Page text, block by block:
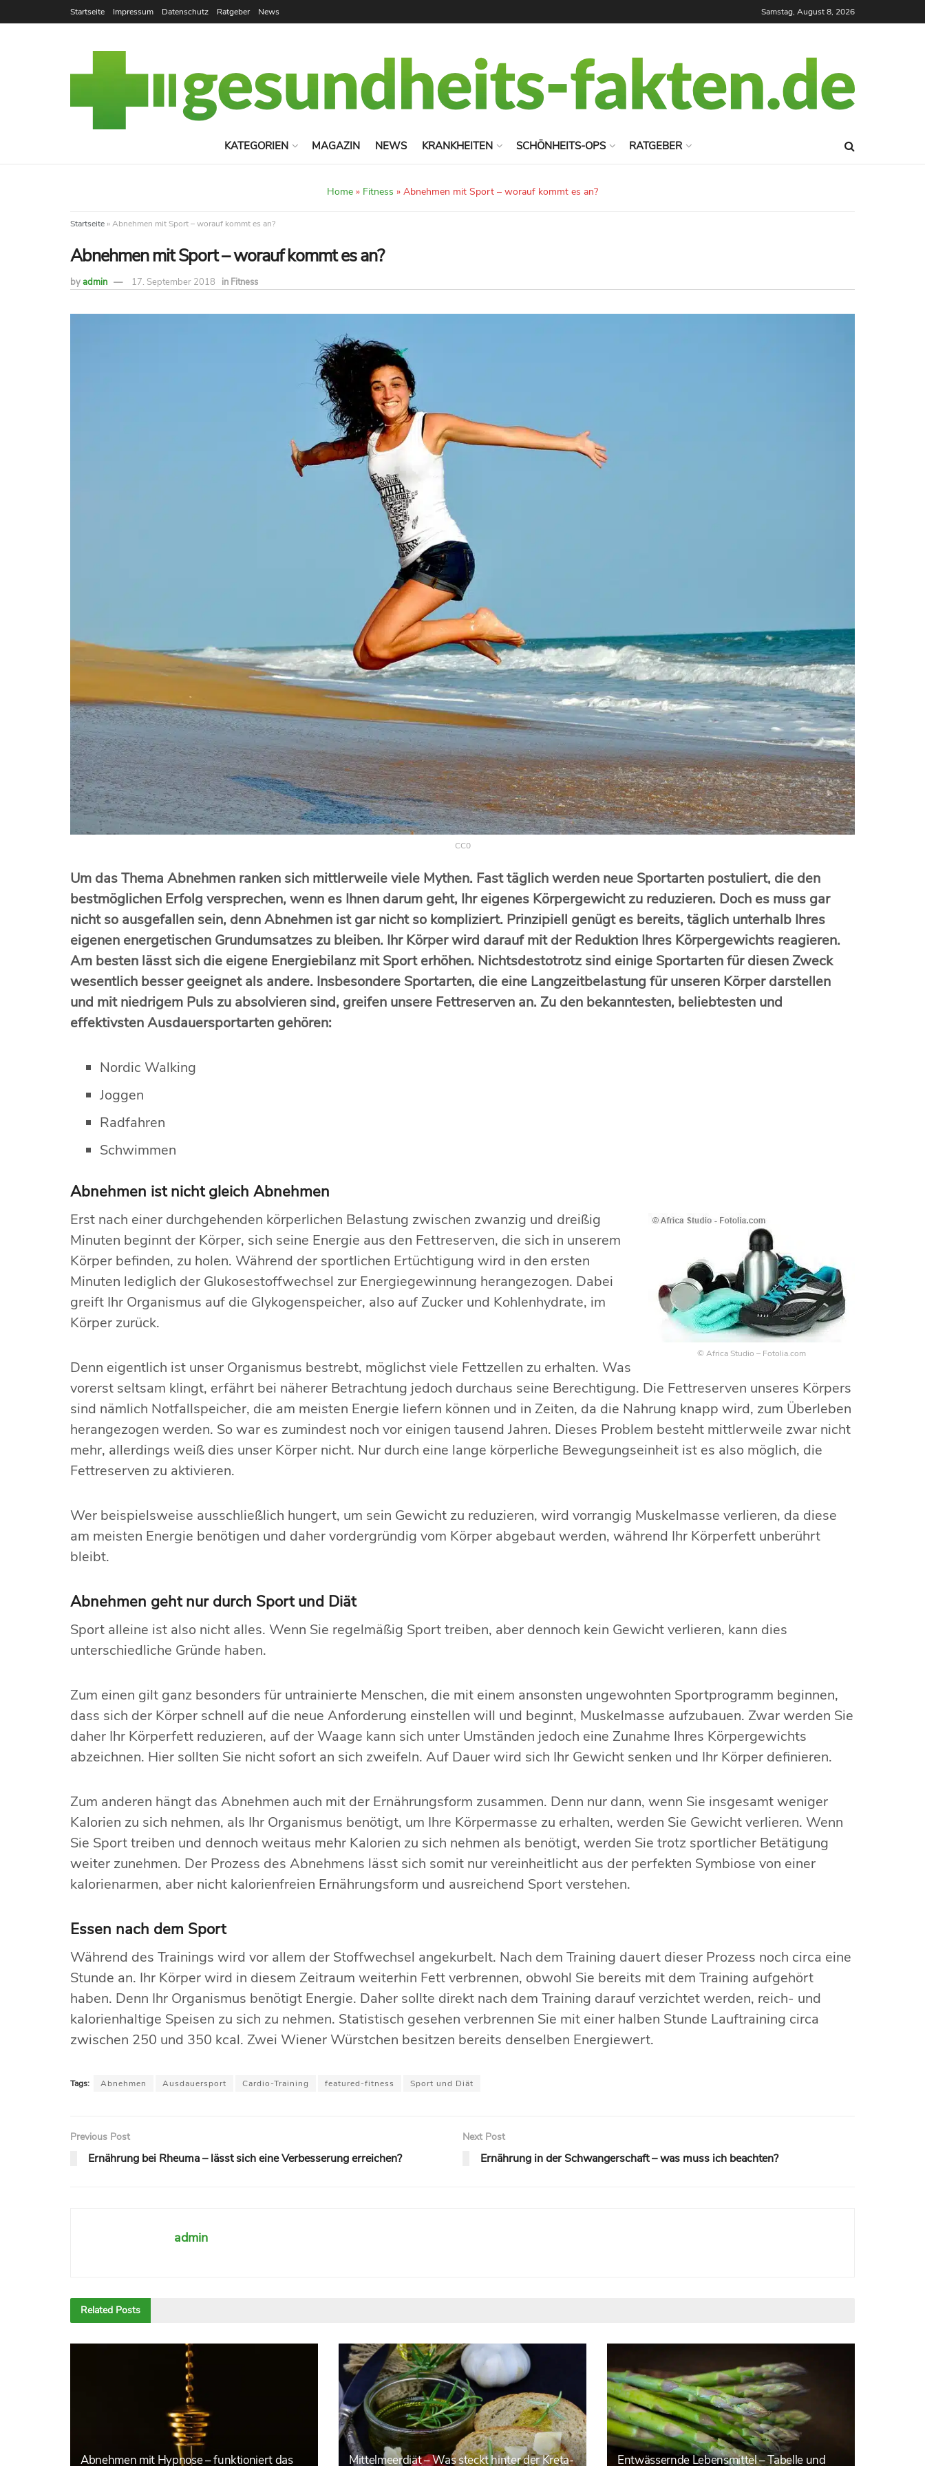
Startseite Impressum Datenschutz Ratgeber News Samstag, August 8, 2026
KATEGORIEN MAGAZIN NEWS KRANKHEITEN SCHÖNHEITS-OPS RATGEBER
Home » Fitness » Abnehmen mit Sport – worauf kommt es an?
Startseite »Abnehmen mit Sport – worauf kommt es an?
Abnehmen mit Sport – worauf kommt es an?
byadmin 17. September 2018 in Fitness
CC0
Um das Thema Abnehmen ranken sich mittlerweile viele Mythen. Fast täglich werden neue Sportarten postuliert, die den
bestmöglichen Erfolg versprechen, wenn es Ihnen darum geht, Ihr eigenes Körpergewicht zu reduzieren. Doch es muss gar
nicht so ausgefallen sein, denn Abnehmen ist gar nicht so kompliziert. Prinzipiell genügt es bereits, täglich unterhalb Ihres
eigenen energetischen Grundumsatzes zu bleiben. Ihr Körper wird darauf mit der Reduktion Ihres Körpergewichts reagieren.
Am besten lässt sich die eigene Energiebilanz mit Sport erhöhen. Nichtsdestotrotz sind einige Sportarten für diesen Zweck
wesentlich besser geeignet als andere. Insbesondere Sportarten, die eine Langzeitbelastung für unseren Körper darstellen
und mit niedrigem Puls zu absolvieren sind, greifen unsere Fettreserven an. Zu den bekanntesten, beliebtesten und
effektivsten Ausdauersportarten gehören:
Nordic Walking
Joggen
Radfahren
Schwimmen
Abnehmen ist nicht gleich Abnehmen
© Africa Studio – Fotolia.com
Erst nach einer durchgehenden körperlichen Belastung zwischen zwanzig und dreißig
Minuten beginnt der Körper, sich seine Energie aus den Fettreserven, die sich in unserem
Körper befinden, zu holen. Während der sportlichen Ertüchtigung wird in den ersten
Minuten lediglich der Glukosestoffwechsel zur Energiegewinnung herangezogen. Dabei
greift Ihr Organismus auf die Glykogenspeicher, also auf Zucker und Kohlenhydrate, im
Körper zurück.
Denn eigentlich ist unser Organismus bestrebt, möglichst viele Fettzellen zu erhalten. Was
vorerst seltsam klingt, erfährt bei näherer Betrachtung jedoch durchaus seine Berechtigung. Die Fettreserven unseres Körpers
sind nämlich Notfallspeicher, die am meisten Energie liefern können und in Zeiten, da die Nahrung knapp wird, zum Überleben
herangezogen werden. So war es zumindest noch vor einigen tausend Jahren. Dieses Problem besteht mittlerweile zwar nicht
mehr, allerdings weiß dies unser Körper nicht. Nur durch eine lange körperliche Bewegungseinheit ist es also möglich, die
Fettreserven zu aktivieren.
Wer beispielsweise ausschließlich hungert, um sein Gewicht zu reduzieren, wird vorrangig Muskelmasse verlieren, da diese
am meisten Energie benötigen und daher vordergründig vom Körper abgebaut werden, während Ihr Körperfett unberührt
bleibt.
Abnehmen geht nur durch Sport und Diät
Sport alleine ist also nicht alles. Wenn Sie regelmäßig Sport treiben, aber dennoch kein Gewicht verlieren, kann dies
unterschiedliche Gründe haben.
Zum einen gilt ganz besonders für untrainierte Menschen, die mit einem ansonsten ungewohnten Sportprogramm beginnen,
dass sich der Körper schnell auf die neue Anforderung einstellen will und beginnt, Muskelmasse aufzubauen. Zwar werden Sie
daher Ihr Körperfett reduzieren, auf der Waage kann sich unter Umständen jedoch eine Zunahme Ihres Körpergewichts
abzeichnen. Hier sollten Sie nicht sofort an sich zweifeln. Auf Dauer wird sich Ihr Gewicht senken und Ihr Körper definieren.
Zum anderen hängt das Abnehmen auch mit der Ernährungsform zusammen. Denn nur dann, wenn Sie insgesamt weniger
Kalorien zu sich nehmen, als Ihr Organismus benötigt, um Ihre Körpermasse zu erhalten, werden Sie Gewicht verlieren. Wenn
Sie Sport treiben und dennoch weitaus mehr Kalorien zu sich nehmen als benötigt, werden Sie trotz sportlicher Betätigung
weiter zunehmen. Der Prozess des Abnehmens lässt sich somit nur vereinheitlicht aus der perfekten Symbiose von einer
kalorienarmen, aber nicht kalorienfreien Ernährungsform und ausreichend Sport verstehen.
Essen nach dem Sport
Während des Trainings wird vor allem der Stoffwechsel angekurbelt. Nach dem Training dauert dieser Prozess noch circa eine
Stunde an. Ihr Körper wird in diesem Zeitraum weiterhin Fett verbrennen, obwohl Sie bereits mit dem Training aufgehört
haben. Denn Ihr Organismus benötigt Energie. Daher sollte direkt nach dem Training darauf verzichtet werden, reich- und
kalorienhaltige Speisen zu sich zu nehmen. Statistisch gesehen verbrennen Sie mit einer halben Stunde Lauftraining circa
zwischen 250 und 350 kcal. Zwei Wiener Würstchen besitzen bereits denselben Energiewert.
Tags: Abnehmen Ausdauersport Cardio-Training featured-fitness Sport und Diät
Previous Post
Ernährung bei Rheuma – lässt sich eine Verbesserung erreichen?
Next Post
Ernährung in der Schwangerschaft – was muss ich beachten?
admin
Related Posts
Abnehmen mit Hypnose – funktioniert das Mittelmeerdiät – Was steckt hinter der Kreta- Entwässernde Lebensmittel – Tabelle und